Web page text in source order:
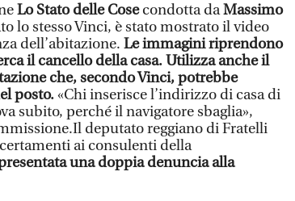
Lo Stato delle Cosecondotta daMassimo
lo stesso Vinci, è stato mostrato il video
dell’abitazione. Le immagini riprendono
il cancello della casa. Utilizza anche il
che, secondo Vinci, potrebbe
posto.«Chi inserisce l’indirizzo di casa di
subito, perché il navigatore sbaglia»,
deputato reggiano di Fratelli
ai consulenti della
una doppia denuncia alla